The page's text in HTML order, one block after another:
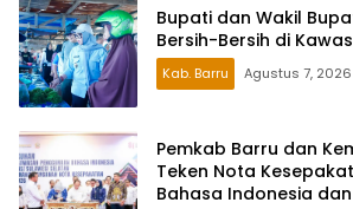
Bupati dan Wakil
Bersih-Bersih di
Kab. Barru Agustus 7, 2026
Pemkab Barru dan
Teken Nota
Bahasa Indonesia